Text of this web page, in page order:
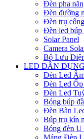
Đèn pha
Đèn đường
Đèn trụ
Đèn led búp
Solar Panel
Camera
Bộ Lưu
LED DÂN DỤNG
Đèn Led
Đèn Led Ốp
Đèn Led
Bóng búp
Đèn Bàn
Búp trụ kín
Bóng đèn U
Máng Đèn